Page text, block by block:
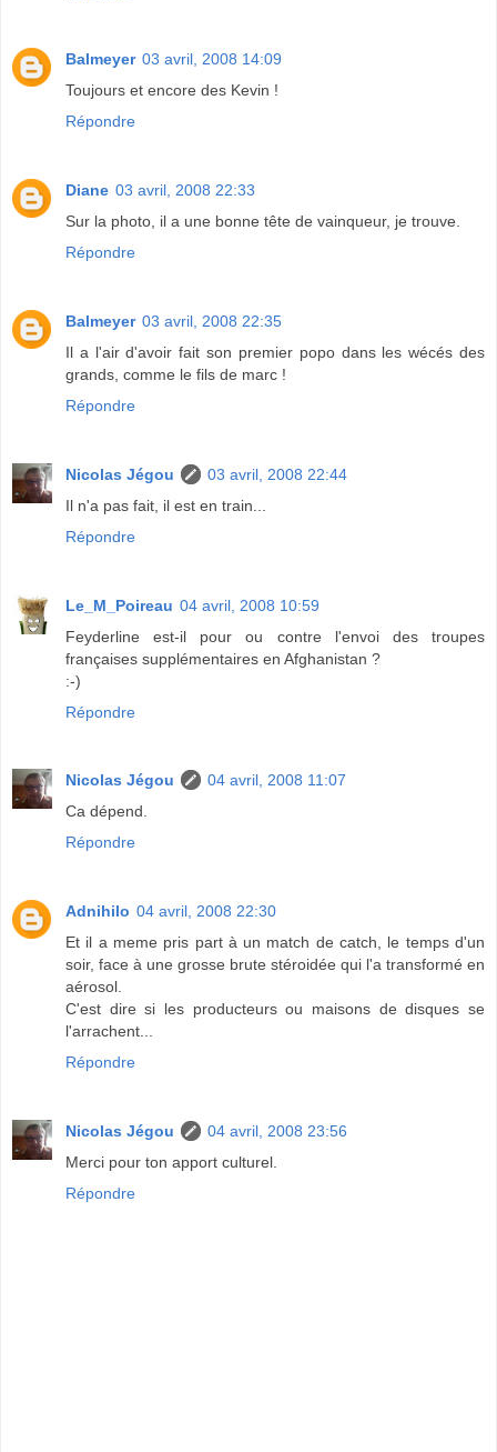
Balmeyer 03 avril, 2008 14:09
Toujours et encore des Kevin !
Répondre
Diane 03 avril, 2008 22:33
Sur la photo, il a une bonne tête de vainqueur, je trouve.
Répondre
Balmeyer 03 avril, 2008 22:35
Il a l'air d'avoir fait son premier popo dans les wécés des
grands, comme le fils de marc !
Répondre
Nicolas Jégou
03 avril, 2008 22:44
Il n'a pas fait, il est en train...
Répondre
Le_M_Poireau 04 avril, 2008 10:59
Feyderline est-il pour ou contre l'envoi des troupes
françaises supplémentaires en Afghanistan ?
:-)
Répondre
Nicolas Jégou
04 avril, 2008 11:07
Ca dépend.
Répondre
Adnihilo 04 avril, 2008 22:30
Et il a meme pris part à un match de catch, le temps d'un
soir, face à une grosse brute stéroidée qui l'a transformé en
aérosol.
C'est dire si les producteurs ou maisons de disques se
l'arrachent...
Répondre
Nicolas Jégou
04 avril, 2008 23:56
Merci pour ton apport culturel.
Répondre